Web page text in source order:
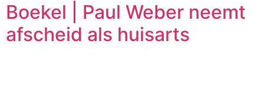
Boekel | Paul Weber neemt
afscheid als huisarts